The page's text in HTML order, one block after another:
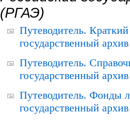
(РГАЭ)
Путеводитель.
государственный
Путеводитель.
государственный
Путеводитель. Фонды
государственный